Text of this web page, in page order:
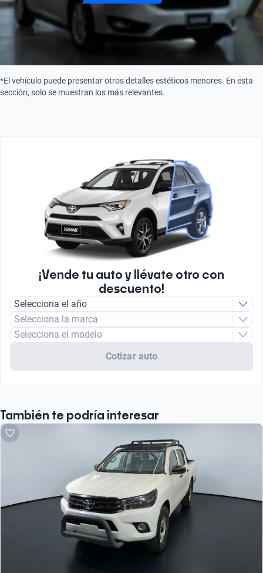
*El vehículo puede presentar otros detalles estéticos menores. En esta
sección, solo se muestran los más relevantes.
¡Vende tu auto y llévate otro con
descuento!
Selecciona el año
Selecciona la marca
Selecciona el modelo
Cotizar auto
También te podría interesar